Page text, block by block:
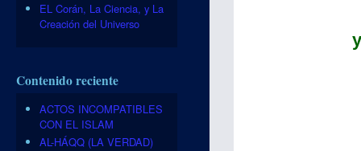
EL Corán, La Ciencia, y La
Creación del Universo
Contenido reciente
ACTOS INCOMPATIBLES
CON EL ISLAM
AL-HÁQQ (LA VERDAD)